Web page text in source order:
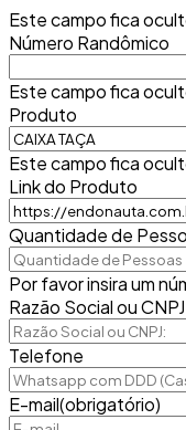
Este campo fica
Número Randômico
Este campo fica
Produto
Este campo fica
Link do Produto
Quantidade de
Por favor insira um
Razão Social ou
Telefone
E-mail(obrigatório)